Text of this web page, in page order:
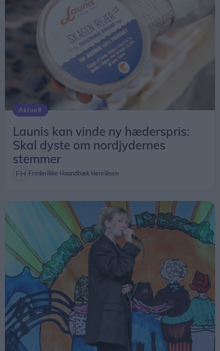
Aktuelt
Launis kan vinde ny hæderspris:
Skal dyste om nordjydernes
stemmer
Frederikke Haandbæk Henriksen